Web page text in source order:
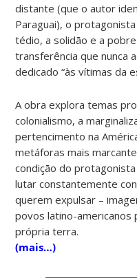
distante (que o autor
Paraguai), o
tédio, a solidão e a
transferência que nunca
dedicado “às vítimas da
A obra explora temas
colonialismo, a
pertencimento na
metáforas mais
condição do
lutar constantemente
querem expulsar –
povos latino-
própria terra.
(mais…)